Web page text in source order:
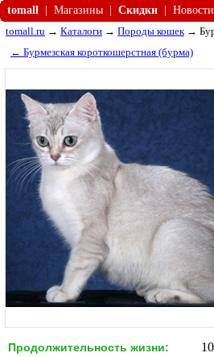
tomall Магазины Скидки Новости
tomall.ru → Каталоги → Породы кошек→
← Бурмезская короткошерстная (бурма)
Продолжительность жизни: